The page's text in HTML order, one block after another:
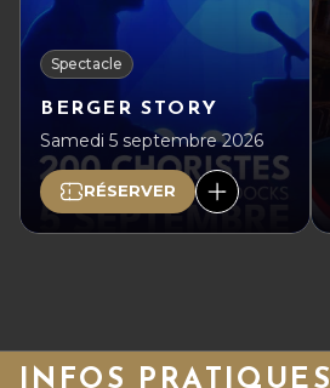
Spectacle
BERGER STORY
Samedi 5 septembre 2026
RÉSERVER
INFOS PRATIQUES